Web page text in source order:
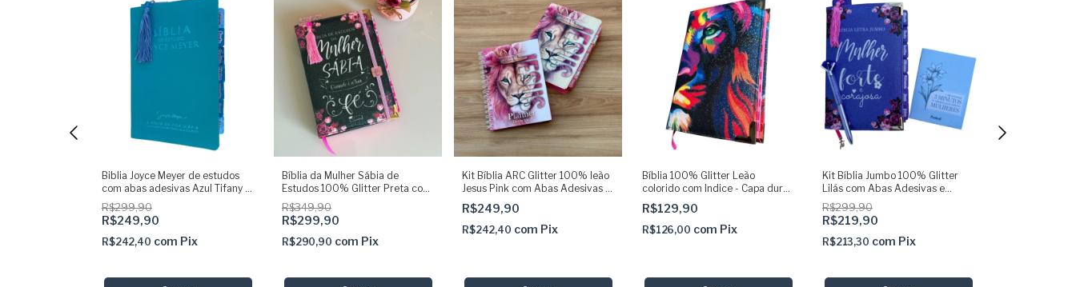
Biblia Joyce Meyer de estudos
com abas adesivas Azul Tifany +
marca paginas glitter
R$299,90
R$249,90
R$242,40 com Pix
Bíblia da Mulher Sábia de
Estudos 100% Glitter Preta com
Abas adesivas + Elástico +
Marca páginas
R$349,90
R$299,90
R$290,90 com Pix
Kit Bíblia ARC Glitter 100% leão
Jesus Pink com Abas Adesivas +
Planner Devocional
R$249,90
R$242,40 com Pix
Bíblia 100% Glitter Leão
colorido com Indice - Capa dura
acolchoada Palavras de Jesus
em vermelho ARC - SBB
R$129,90
R$126,00 com Pix
Kit Bíblia Jumbo 100% Glitter
Lilás com Abas Adesivas e
Pingente + Caneta + Devocional
+ Marca
R$299,90
R$219,90
R$213,30 com Pix